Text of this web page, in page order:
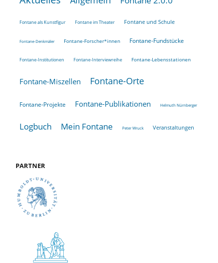
Fontane als Kunstfigur Fontane im Theater Fontane und Schule
Fontane-Denkmäler Fontane-Forscher*innen Fontane-Fundstücke
Fontane-Institutionen Fontane-Interviewreihe Fontane-Lebensstationen
Fontane-Miszellen Fontane-Orte
Fontane-Projekte Fontane-Publikationen Helmuth Nürnberger
Logbuch Mein Fontane Peter Wruck Veranstaltungen
PARTNER